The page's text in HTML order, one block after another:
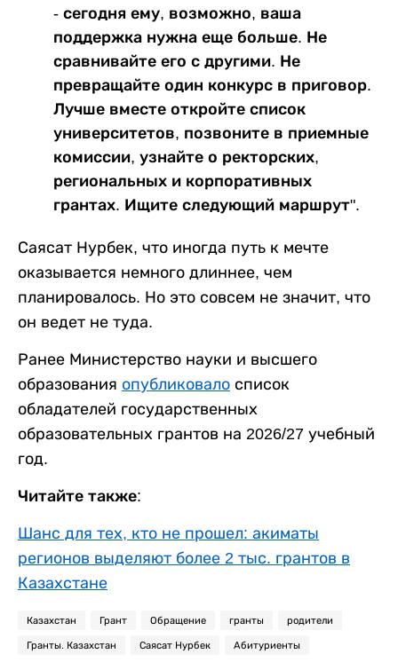
- сегодня ему, возможно, ваша
поддержка нужна еще больше. Не
сравнивайте его с другими. Не
превращайте один конкурс в приговор.
Лучше вместе откройте список
университетов, позвоните в приемные
комиссии, узнайте о ректорских,
региональных и корпоративных
грантах. Ищите следующий маршрут".
Саясат Нурбек, что иногда путь к мечте
оказывается немного длиннее, чем
планировалось. Но это совсем не значит, что
он ведет не туда.
Ранее Министерство науки и высшего
образования опубликовало список
обладателей государственных
образовательных грантов на 2026/27 учебный
год.
Читайте также:
Шанс для тех, кто не прошел: акиматы
регионов выделяют более 2 тыс. грантов в
Казахстане
Казахстан Грант Обращение гранты родители
Гранты. Казахстан Саясат Нурбек Абитуриенты